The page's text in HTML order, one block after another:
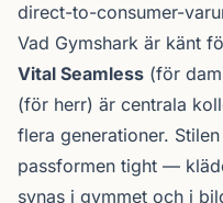
direct-to-consumer-
Vad Gymshark är känt
Vital Seamless (för
(för herr) är centrala
flera generationer.
passformen tight —
synas i gymmet och i